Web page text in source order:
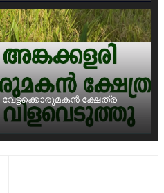
വേട്ടക്കൊരുമകൻ ക്ഷേത്ര